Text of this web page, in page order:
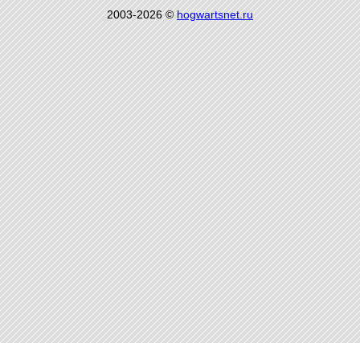
2003-2026 ©hogwartsnet.ru